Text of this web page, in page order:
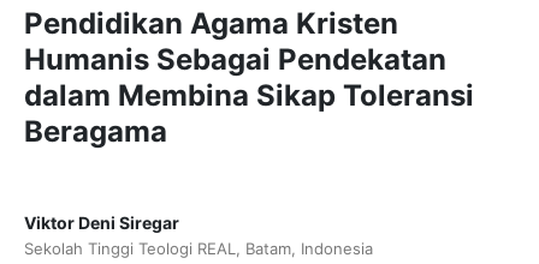
Pendidikan Agama Kristen
Humanis Sebagai Pendekatan
dalam Membina Sikap Toleransi
Beragama
Viktor Deni Siregar
Sekolah Tinggi Teologi REAL, Batam, Indonesia